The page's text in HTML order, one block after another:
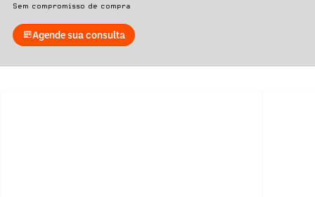
Sem compromisso de compra
Agende sua consulta